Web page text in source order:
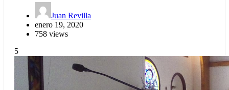
Juan Revilla
enero 19, 2020
758 views
5